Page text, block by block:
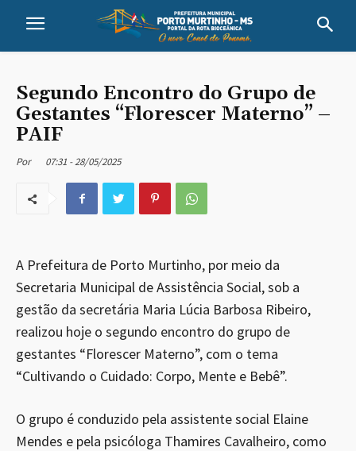
Segundo Encontro do Grupo de
Gestantes “Florescer Materno” –
PAIF
Por 07:31 - 28/05/2025
A Prefeitura de Porto Murtinho, por meio da
Secretaria Municipal de Assistência Social, sob a
gestão da secretária Maria Lúcia Barbosa Ribeiro,
realizou hoje o segundo encontro do grupo de
gestantes “Florescer Materno”, com o tema
“Cultivando o Cuidado: Corpo, Mente e Bebê”.
O grupo é conduzido pela assistente social Elaine
Mendes e pela psicóloga Thamires Cavalheiro, como